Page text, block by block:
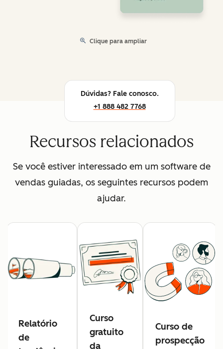
Clique para ampliar
Dúvidas? Fale conosco.
+1 888 482 7768
Recursos relacionados
Se você estiver interessado em um software de
vendas guiadas, os seguintes recursos podem
ajudar.
Relatório
de
Curso
gratuito
da
Curso de
prospecção